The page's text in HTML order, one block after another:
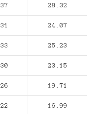
37 28.32
31 24.07
33 25.23
30 23.15
26 19.71
22 16.99